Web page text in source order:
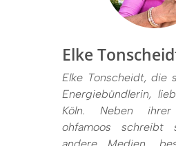
Elke
Elke Tonscheidt, die
Energiebündlerin,
Köln. Neben
ohfamoos